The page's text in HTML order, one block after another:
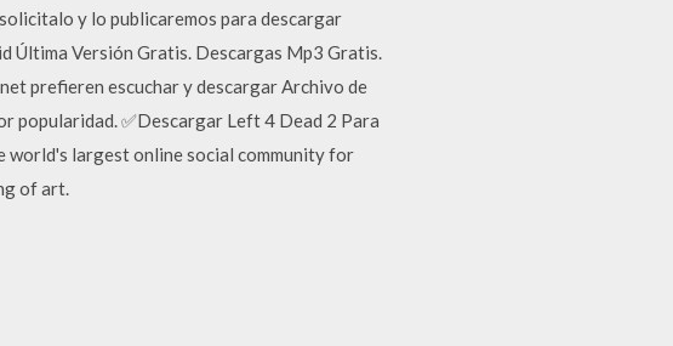
y lo publicaremos para descargar
Versión Gratis. Descargas Mp3 Gratis.
prefieren escuchar y descargar Archivo de
popularidad. ✅Descargar Left 4 Dead 2 Para
world's largest online social community for
of art.